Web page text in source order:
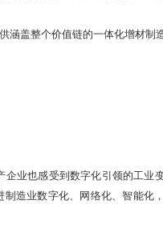
盖整个价值链的一体化增材制
业也感受到数字化引领的工业
造业数字化、网络化、智能化